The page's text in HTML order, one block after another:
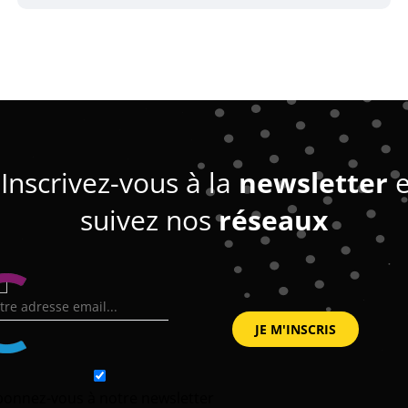
Inscrivez-vous à la newsletter
suivez nosréseaux